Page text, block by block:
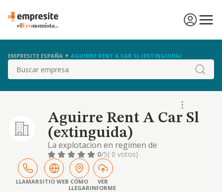
EMPRESITE ESPAÑA AGUIRRE RENT A CAR SL (EXTINGUIDA)
Buscar
Aguirre Rent A Car Sl
(extinguida)
La explotacion en regimen de
arrendamiento (no financiero) de toda clase
de vehiculos, automoviles o remolcados,
industriales o de turismo
0/5( 0 votos)
LLAMARSITIO WEB CÓMO
LLEGAR
VER
INFORME